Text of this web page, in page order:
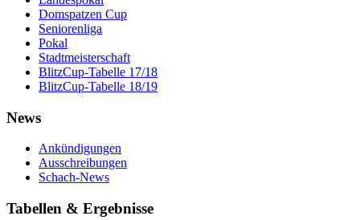
Domspatzen Cup
Seniorenliga
Pokal
Stadtmeisterschaft
BlitzCup-Tabelle 17/18
BlitzCup-Tabelle 18/19
News
Ankündigungen
Ausschreibungen
Schach-News
Tabellen & Ergebnisse